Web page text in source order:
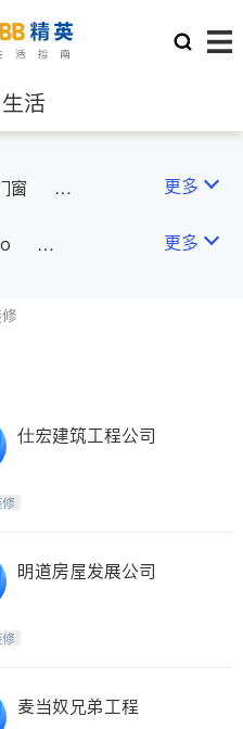
生活
产租售
计师
窗
电冷暖
更多
Newmarket
Maple
Guelph
Ajax
Falls
更多
仕宏建筑工程公司
明道房屋发展公司
麦当奴兄弟工程